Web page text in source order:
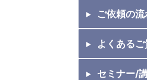
ご依頼の流
よくあるご
セミナー/